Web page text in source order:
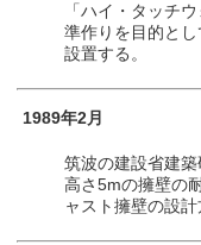
「ハイ・タッチ
準作りを目的と
設置する。
1989年2月
筑波の建設省建
高さ5mの擁壁の
ャスト擁壁の設計